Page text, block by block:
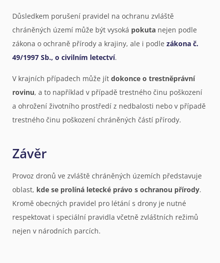
Důsledkem porušení pravidel na ochranu zvláště
chráněných území může být vysoká pokuta nejen podle
zákona o ochraně přírody a krajiny, ale i podle zákona č.
49/1997 Sb., o civilním letectví.
V krajních případech může jít dokonce o trestněprávní
rovinu, a to například v případě trestného činu poškození
a ohrožení životního prostředí z nedbalosti nebo v případě
trestného činu poškození chráněných částí přírody.
Závěr
Provoz dronů ve zvláště chráněných územích představuje
oblast, kde se prolíná letecké právo s ochranou přírody.
Kromě obecných pravidel pro létání s drony je nutné
respektovat i speciální pravidla včetně zvláštních režimů
nejen v národních parcích.